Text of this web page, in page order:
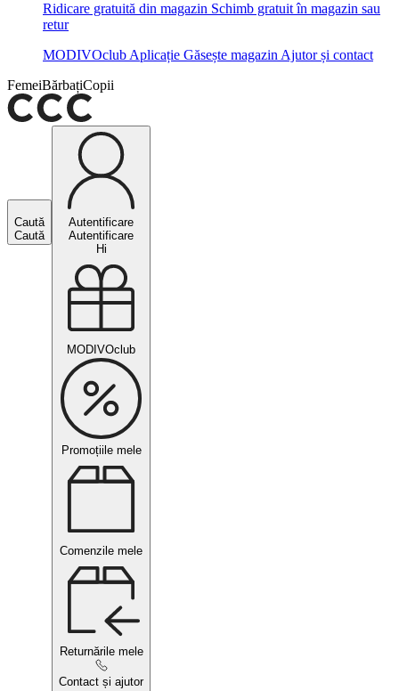
Ridicare gratuită din magazin Schimb gratuit în magazin sau
retur
MODIVOclub Aplicație Găsește magazin Ajutor și contact
FemeiBărbațiCopii
Caută
Caută
Autentificare
Autentificare
Hi
MODIVOclub
Promoțiile mele
Comenzile mele
Returnările mele
Contact și ajutor